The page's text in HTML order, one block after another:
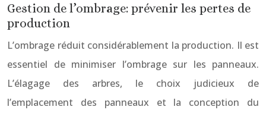
Gestion de l’ombrage: prévenir les pertes de
production
L’ombrage réduit considérablement la production. Il est
essentiel de minimiser l’ombrage sur les panneaux.
L’élagage des arbres, le choix judicieux de
l’emplacement des panneaux et la conception du